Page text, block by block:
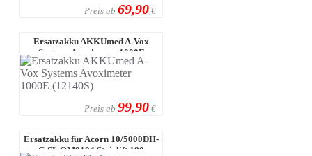
Preis ab 69,90 €
Ersatzakku AKKUmed A-Vox
Systems Avoximeter 1000E
(12140S)
Preis ab 99,90 €
Ersatzakku für Acorn 10/5000DH-
C-SL OM0104 Stairlift 180